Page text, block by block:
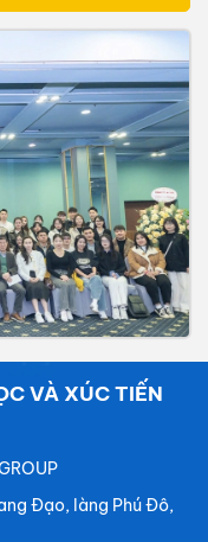
VÀ XÚC TIẾN
Đạo, làng Phú Đô,